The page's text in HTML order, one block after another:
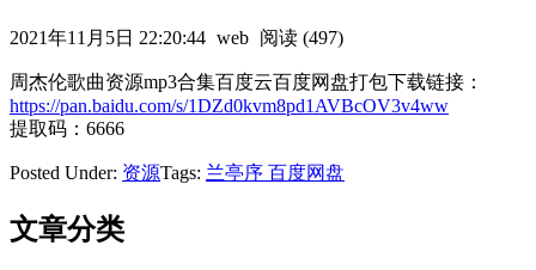
2021年11月5日 22:20:44 web 阅读 (497)
周杰伦歌曲资源mp3合集百度云百度网盘打包下载链接：
https://pan.baidu.com/s/1DZd0kvm8pd1AVBcOV3v4ww
提取码：6666
Posted Under: 资源Tags: 兰亭序 百度网盘
文章分类